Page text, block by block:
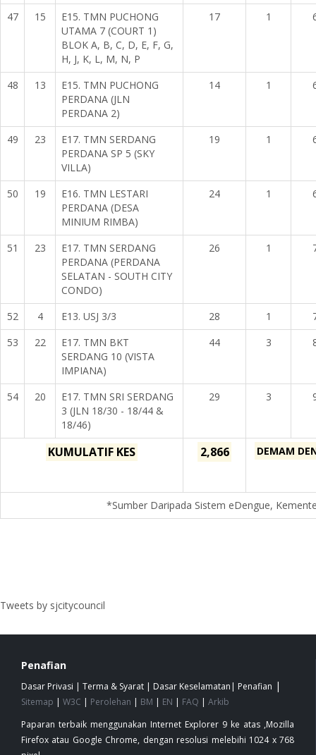
47 15
E15. TMN PUCHONG
UTAMA 7 (COURT 1)
BLOK A, B, C, D, E, F, G,
H, J, K, L, M, N, P
17 1
48 13
E15. TMN PUCHONG
PERDANA (JLN
PERDANA 2)
14 1
49 23
E17. TMN SERDANG
PERDANA SP 5 (SKY
VILLA)
19 1
50 19
E16. TMN LESTARI
PERDANA (DESA
MINIUM RIMBA)
24 1
51 23
E17. TMN SERDANG
PERDANA (PERDANA
SELATAN - SOUTH CITY
CONDO)
26 1
52 4 E13. USJ 3/3 28 1
53
22
E17. TMN BKT
SERDANG 10 (VISTA
IMPIANA)
44 3
54 20
E17. TMN SRI SERDANG
3 (JLN 18/30 - 18/44 &
18/46)
29 3
KUMULATIF KES 2,866 DEMAM
*Sumber Daripada Sistem eDengue,
Tweets by sjcitycouncil
Penafian
Dasar Privasi | Terma & Syarat | Dasar Keselamatan | Penafian |
Sitemap | W3C | Perolehan | BM | EN | FAQ | Arkib
Paparan terbaik menggunakan Internet Explorer 9 ke atas ,Mozilla
Firefox atau Google Chrome, dengan resolusi melebihi 1024 x 768